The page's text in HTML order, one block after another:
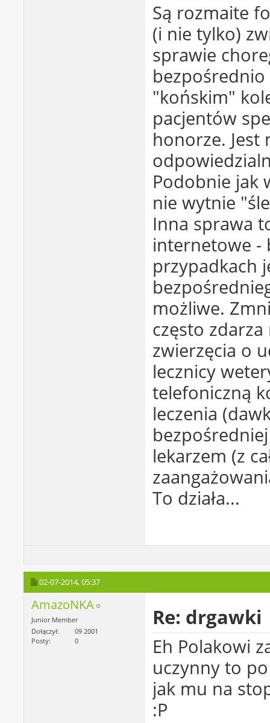
Są rozmaite
(i nie tylko)
sprawie
"końskim"
pacjentów
honorze.
Podobnie jak
nie wytnie
Inna sprawa
internetowe -
przypadkach
możliwe.
często
zwierzęcia o
lecznicy
telefoniczną
leczenia
lekarzem (z
To działa...
02-07-2014,05:37
AmazoNKA
Junior Member
Dołączył
09 2001
Posty
0
Re: drgawki
Eh Polakowi
uczynny to
jak mu na
:P